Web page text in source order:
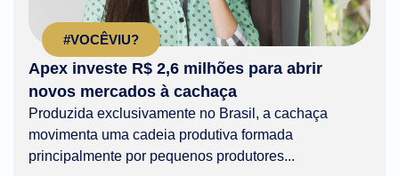
#VOCÊVIU?
Apex investe R$ 2,6 milhões para abrir
novos mercados à cachaça
Produzida exclusivamente no Brasil, a cachaça
movimenta uma cadeia produtiva formada
principalmente por pequenos produtores...